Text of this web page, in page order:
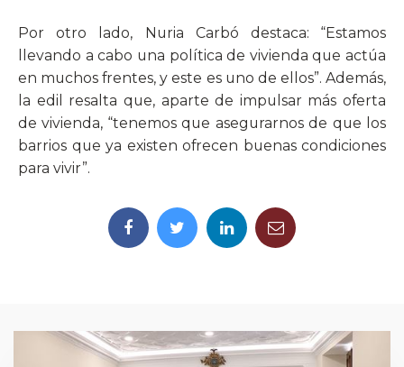
Por otro lado, Nuria Carbó destaca: “Estamos
llevando a cabo una política de vivienda que actúa
en muchos frentes, y este es uno de ellos”. Además,
la edil resalta que, aparte de impulsar más oferta
de vivienda, “tenemos que asegurarnos de que los
barrios que ya existen ofrecen buenas condiciones
para vivir”.